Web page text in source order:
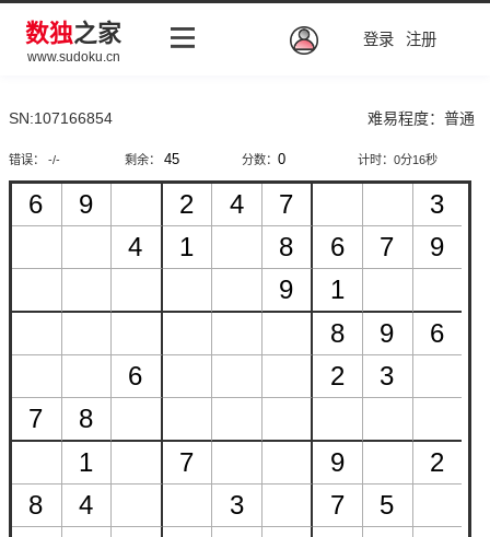
数独之家
www.sudoku.cn
登录 注册
SN:107166854 难易程度：普通
错误： -/- 剩余： 分数： 计时：0分16秒